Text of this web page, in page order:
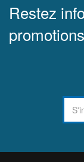
Restez